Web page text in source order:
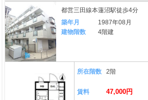
都営三田線本蓮沼駅徒歩4分
築年月
1987年08月
建物階数
4階建
所在階数 2階
賃料 47,000円